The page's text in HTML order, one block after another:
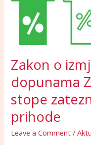
Zakon o
dopunama
stope
prihode
Leave a Comment /
dopunama
Zakona
stope
kamate
na
prihode